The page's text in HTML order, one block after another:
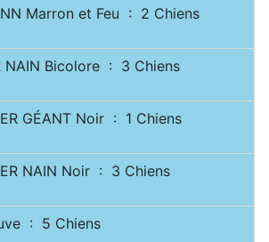
Marron et Feu : 2 Chiens
NAIN Bicolore : 3 Chiens
GÉANT Noir : 1 Chiens
NAIN Noir : 3 Chiens
: 5 Chiens